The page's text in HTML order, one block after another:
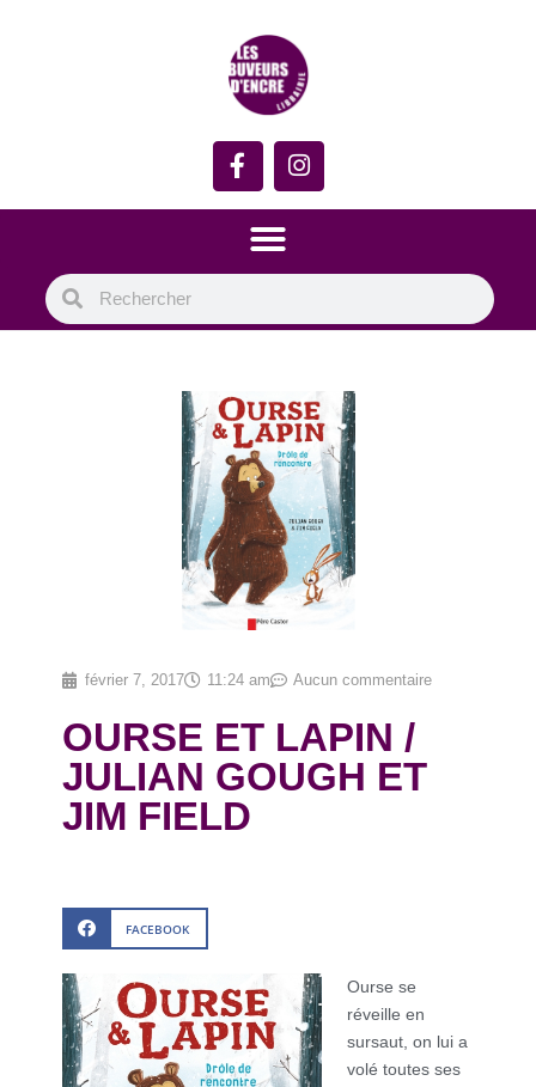
février 7, 2017 11:24 am Aucun commentaire
OURSE ET LAPIN /
JULIAN GOUGH ET
JIM FIELD
FACEBOOK
Ourse se
réveille en
sursaut, on lui a
volé toutes ses